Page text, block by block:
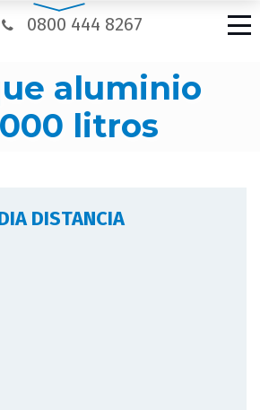
0800 444 8267
litros
DISTANCIA